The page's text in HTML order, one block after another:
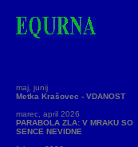
maj, junij
Metka Krašovec - VDANOST
marec, april 2026
PARABOLA ZLA: V MRAKU SO
SENCE NEVIDNE